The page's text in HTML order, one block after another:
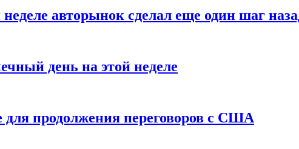
авторынок сделал еще один шаг
день на этой неделе
продолжения переговоров с США